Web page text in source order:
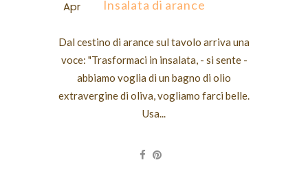
Apr Insalata di arance
Dal cestino di arance sul tavolo arriva una
voce: "Trasformaci in insalata, - si sente -
abbiamo voglia di un bagno di olio
extravergine di oliva, vogliamo farci belle.
Usa...